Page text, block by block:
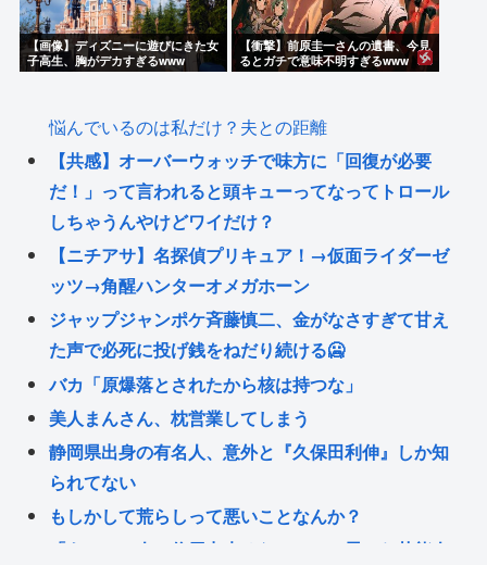
【画像】ディズニーに遊びにきた女
子高生、胸がデカすぎるwww
【衝撃】前原圭一さんの遺書、今見
るとガチで意味不明すぎるwww
悩んでいるのは私だけ？夫との距離
【共感】オーバーウォッチで味方に「回復が必要
だ！」って言われると頭キューってなってトロール
しちゃうんやけどワイだけ？
【ニチアサ】名探偵プリキュア！→仮面ライダーゼ
ッツ→角醒ハンターオメガホーン
ジャップジャンポケ斉藤慎二、金がなさすぎて甘え
た声で必死に投げ銭をねだり続ける🥶
バカ「原爆落とされたから核は持つな」
美人まんさん、枕営業してしまう
静岡県出身の有名人、意外と『久保田利伸』しか知
られてない
もしかして荒らしって悪いことなんか？
「あ、この人は信用出来るな…！」と思った芸能人